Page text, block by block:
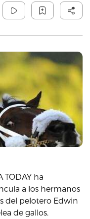
TODAY ha
a los hermanos
del pelotero Edwin
de gallos.